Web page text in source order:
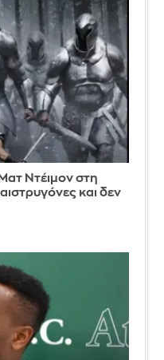
Ντέιμον στη
και δεν